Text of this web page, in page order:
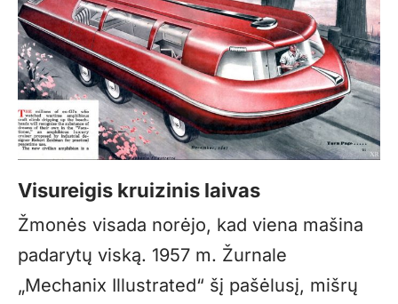
Visureigis kruizinis laivas
Žmonės visada norėjo, kad viena mašina
padarytų viską. 1957 m. Žurnale
„Mechanix Illustrated“ šį pašėlusį, mišrų